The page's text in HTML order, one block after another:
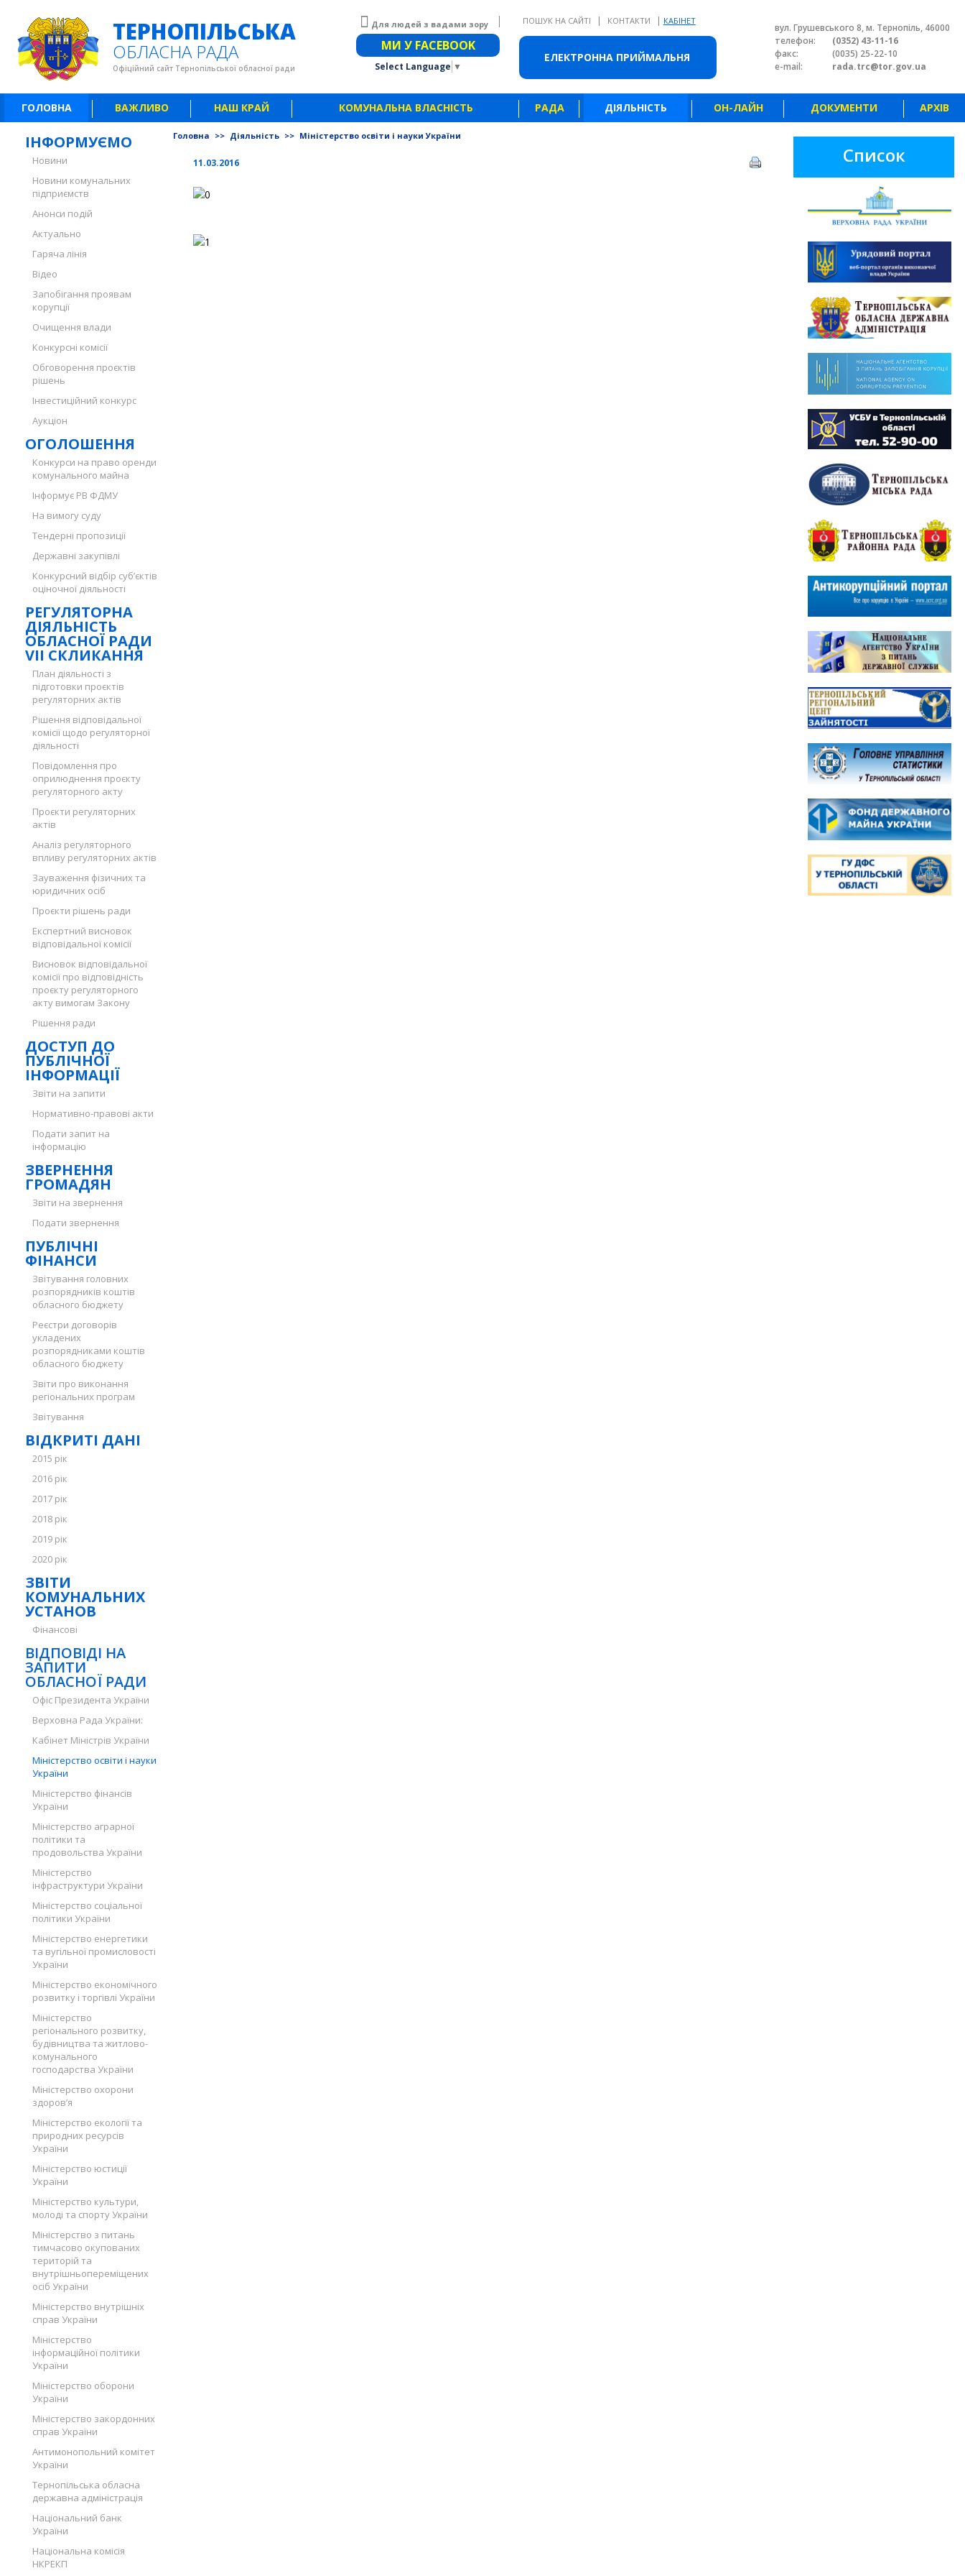
ЕЛЕКТРОННА ПРИЙМАЛЬНЯ
ТЕРНОПІЛЬСЬКА
ОБЛАСНА РАДА
Офіційний сайт Тернопільської обласної ради
Для людей з вадами зору Звичайна версія сайту
МИ У FACEBOOK
Select Language ▼
ПОШУК НА САЙТІ | КОНТАКТИ | КАБІНЕТ
вул. Грушевського 8, м. Тернопіль, 46000
телефон:
(0352) 43-11-16
факс:
(0035) 25-22-10
e-mail:
rada.trc@tor.gov.ua
ГОЛОВНА ВАЖЛИВО НАШ КРАЙ КОМУНАЛЬНА ВЛАСНІСТЬ РАДА ДІЯЛЬНІСТЬ ОН-ЛАЙН ДОКУМЕНТИ АРХІВ
ІНФОРМУЄМО
Новини
Новини комунальних
підприємств
Анонси подій
Актуально
Гаряча лінія
Відео
Запобігання проявам
корупції
Очищення влади
Конкурсні комісії
Обговорення проєктів
рішень
Інвестиційний конкурс
Аукціон
ОГОЛОШЕННЯ
Конкурси на право оренди
комунального майна
Інформує РВ ФДМУ
На вимогу суду
Тендерні пропозиції
Державні закупівлі
Конкурсний відбір суб’єктів
оціночної діяльності
РЕГУЛЯТОРНА
ДІЯЛЬНІСТЬ
ОБЛАСНОЇ РАДИ
VII СКЛИКАННЯ
План діяльності з
підготовки проєктів
регуляторних актів
Рішення відповідальної
комісії щодо регуляторної
діяльності
Повідомлення про
оприлюднення проєкту
регуляторного акту
Проєкти регуляторних
актів
Аналіз регуляторного
впливу регуляторних актів
Зауваження фізичних та
юридичних осіб
Проєкти рішень ради
Експертний висновок
відповідальної комісії
Висновок відповідальної
комісії про відповідність
проєкту регуляторного
акту вимогам Закону
Рішення ради
ДОСТУП ДО
ПУБЛІЧНОЇ
ІНФОРМАЦІЇ
Звіти на запити
Нормативно-правові акти
Подати запит на
інформацію
ЗВЕРНЕННЯ
ГРОМАДЯН
Звіти на звернення
Подати звернення
ПУБЛІЧНІ
ФІНАНСИ
Звітування головних
розпорядників коштів
обласного бюджету
Реєстри договорів
укладених
розпорядниками коштів
обласного бюджету
Звіти про виконання
регіональних програм
Звітування
ВІДКРИТІ ДАНІ
2015 рік
2016 рік
2017 рік
2018 рік
2019 рік
2020 рік
ЗВІТИ
КОМУНАЛЬНИХ
УСТАНОВ
Фінансові
ВІДПОВІДІ НА
ЗАПИТИ
ОБЛАСНОЇ РАДИ
Офіс Президента України
Верховна Рада України:
Кабінет Міністрів України
Міністерство освіти і науки
України
Міністерство фінансів
України
Міністерство аграрної
політики та
продовольства України
Міністерство
інфраструктури України
Міністерство соціальної
політики України
Міністерство енергетики
та вугільної промисловості
України
Міністерство економічного
розвитку і торгівлі України
Міністерство
регіонального розвитку,
будівництва та житлово-
комунального
господарства України
Міністерство охорони
здоров’я
Міністерство екології та
природних ресурсів
України
Міністерство юстиції
України
Міністерство культури,
молоді та спорту України
Міністерство з питань
тимчасово окупованих
територій та
внутрішньопереміщених
осіб України
Міністерство внутрішніх
справ України
Міністерство
інформаційної політики
України
Міністерство оборони
України
Міністерство закордонних
справ України
Антимонопольний комітет
України
Тернопільська обласна
державна адміністрація
Національний банк
України
Національна комісія
НКРЕКП
Головна >> Діяльність >> Міністерство освіти і науки України
11.03.2016 Список